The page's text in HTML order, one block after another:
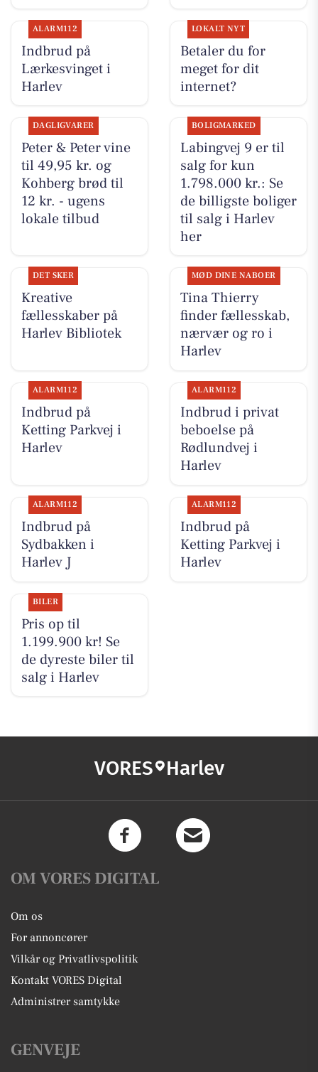
ALARM112
Indbrud på
Lærkesvinget i
Harlev
LOKALT NYT
Betaler du for
meget for dit
internet?
DAGLIGVARER
Peter & Peter vine
til 49,95 kr. og
Kohberg brød til
12 kr. - ugens
lokale tilbud
BOLIGMARKED
Labingvej 9 er til
salg for kun
1.798.000 kr.: Se
de billigste boliger
til salg i Harlev
her
DET SKER
Kreative
fællesskaber på
Harlev Bibliotek
MØD DINE NABOER
Tina Thierry
finder fællesskab,
nærvær og ro i
Harlev
ALARM112
Indbrud på
Ketting Parkvej i
Harlev
ALARM112
Indbrud i privat
beboelse på
Rødlundvej i
Harlev
ALARM112
Indbrud på
Sydbakken i
Harlev J
ALARM112
Indbrud på
Ketting Parkvej i
Harlev
BILER
Pris op til
1.199.900 kr! Se
de dyreste biler til
salg i Harlev
VORES Harlev
OM VORES DIGITAL
Om os
For annoncører
Vilkår og Privatlivspolitik
Kontakt VORES Digital
Administrer samtykke
GENVEJE